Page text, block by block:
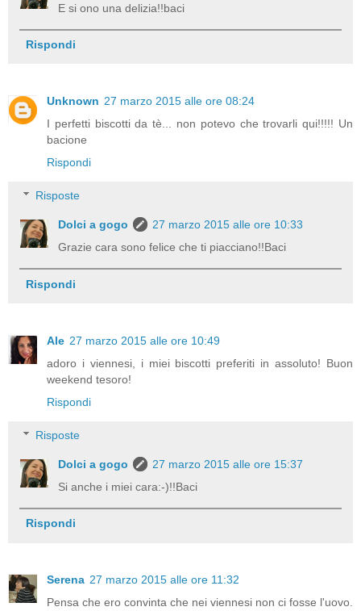
E si ono una delizia!!baci
Rispondi
Unknown 27 marzo 2015 alle ore 08:24
I perfetti biscotti da tè... non potevo che trovarli qui!!!!! Un
bacione
Rispondi
Risposte
Dolci a gogo
27 marzo 2015 alle ore 10:33
Grazie cara sono felice che ti piacciano!!Baci
Rispondi
Ale 27 marzo 2015 alle ore 10:49
adoro i viennesi, i miei biscotti preferiti in assoluto! Buon
weekend tesoro!
Rispondi
Risposte
Dolci a gogo
27 marzo 2015 alle ore 15:37
Si anche i miei cara:-)!!Baci
Rispondi
Serena 27 marzo 2015 alle ore 11:32
Pensa che ero convinta che nei viennesi non ci fosse l'uovo.